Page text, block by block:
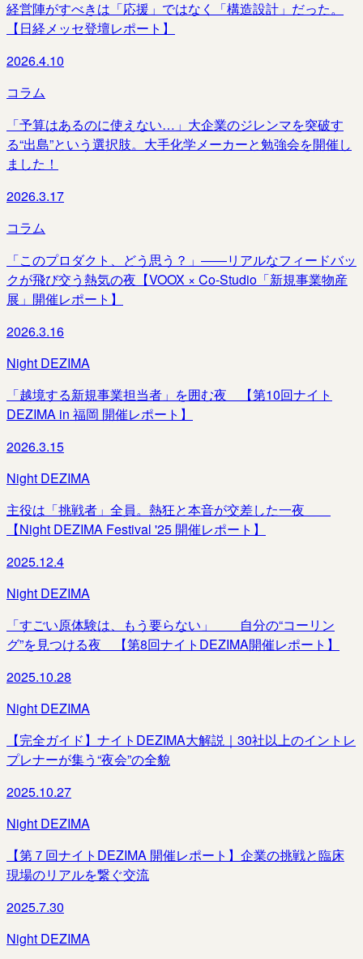
経営陣がすべきは「応援」ではなく「構造設計」だった。
【日経メッセ登壇レポート】
2026.4.10
コラム
「予算はあるのに使えない…」大企業のジレンマを突破す
る“出島”という選択肢。大手化学メーカーと勉強会を開催し
ました！
2026.3.17
コラム
「このプロダクト、どう思う？」――リアルなフィードバッ
クが飛び交う熱気の夜【VOOX × Co-Studio「新規事業物産
展」開催レポート】
2026.3.16
Night DEZIMA
「越境する新規事業担当者」を囲む夜 【第10回ナイト
DEZIMA in 福岡 開催レポート】
2026.3.15
Night DEZIMA
主役は「挑戦者」全員。熱狂と本音が交差した一夜＿＿
【Night DEZIMA Festival '25 開催レポート】
2025.12.4
Night DEZIMA
「すごい原体験は、もう要らない」＿＿自分の“コーリン
グ”を見つける夜 【第8回ナイトDEZIMA開催レポート】
2025.10.28
Night DEZIMA
【完全ガイド】ナイトDEZIMA大解説｜30社以上のイントレ
プレナーが集う“夜会”の全貌
2025.10.27
Night DEZIMA
【第７回ナイトDEZIMA 開催レポート】企業の挑戦と臨床
現場のリアルを繋ぐ交流
2025.7.30
Night DEZIMA